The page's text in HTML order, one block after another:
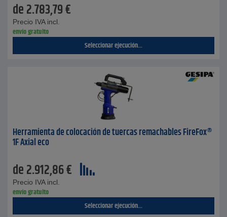
de2.783,79€
Precio IVA incl.
envío gratuito
Seleccionar ejecución...
Herramienta de colocación de tuercas remachables FireFox®
1F Axial eco
de2.912,86€
Precio IVA incl.
envío gratuito
Seleccionar ejecución...